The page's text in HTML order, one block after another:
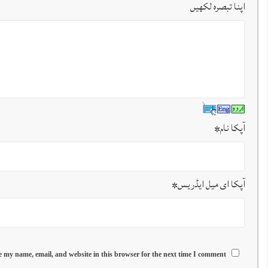
اپنا تبصرہ لکھیں
آپکا نام*
آپکا ای میل ایڈریس*
my name, email, and website in this browser for the next time I comment.